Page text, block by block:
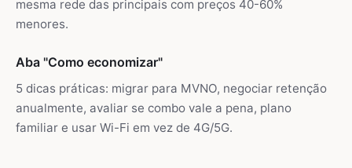
mesma rede das principais com preços 40-60%
menores.
Aba "Como economizar"
5 dicas práticas: migrar para MVNO, negociar retenção
anualmente, avaliar se combo vale a pena, plano
familiar e usar Wi-Fi em vez de 4G/5G.